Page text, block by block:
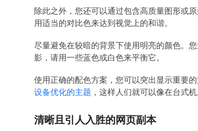
除此之外，您还可以通过包含高质量图形或
用适当的对比色来达到视觉上的和谐。
尽量避免在较暗的背景下使用明亮的颜色。
影，请用一些蓝色或白色来平衡它。
使用正确的配色方案，您可以突出显示重要
设备优化的主题 ，这样人们就可以像在台式
清晰且引人入胜的网页副本